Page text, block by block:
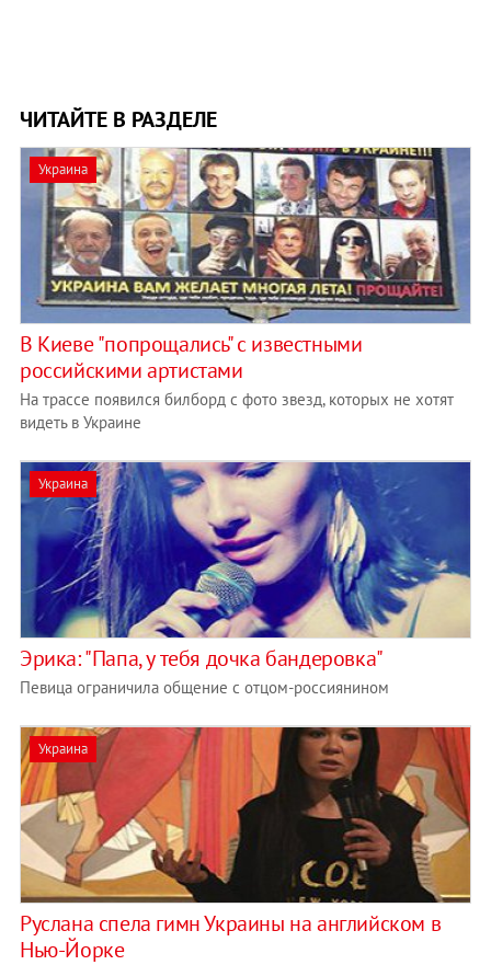
ЧИТАЙТЕ В РАЗДЕЛЕ
Украина
В Киеве "попрощались" с известными
российскими артистами
На трассе появился билборд с фото звезд, которых не хотят
видеть в Украине
Украина
Эрика: "Папа, у тебя дочка бандеровка"
Певица ограничила общение с отцом-россиянином
Украина
Руслана спела гимн Украины на английском в
Нью-Йорке